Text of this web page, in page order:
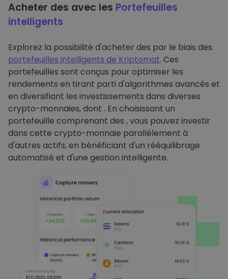
Acheter des avec les Portefeuilles
intelligents
Explorez la possibilité d'acheter des par le biais des
portefeuilles intelligents de Kriptomat. Ces
portefeuilles sont conçus pour optimiser les
rendements en tirant parti d'algorithmes avancés et
en diversifiant les investissements dans diverses
crypto-monnaies, dont . En choisissant un
portefeuille comprenant des , vous pouvez investir
dans cette crypto-monnaie parallèlement à
d'autres actifs, en bénéficiant d'un rééquilibrage
automatisé et d'une gestion intelligente.